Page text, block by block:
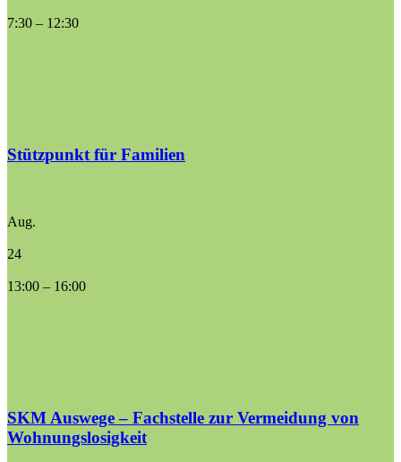
7:30 – 12:30
Stützpunkt für Familien
Aug.
24
13:00 – 16:00
SKM Auswege – Fachstelle zur Vermeidung von
Wohnungslosigkeit